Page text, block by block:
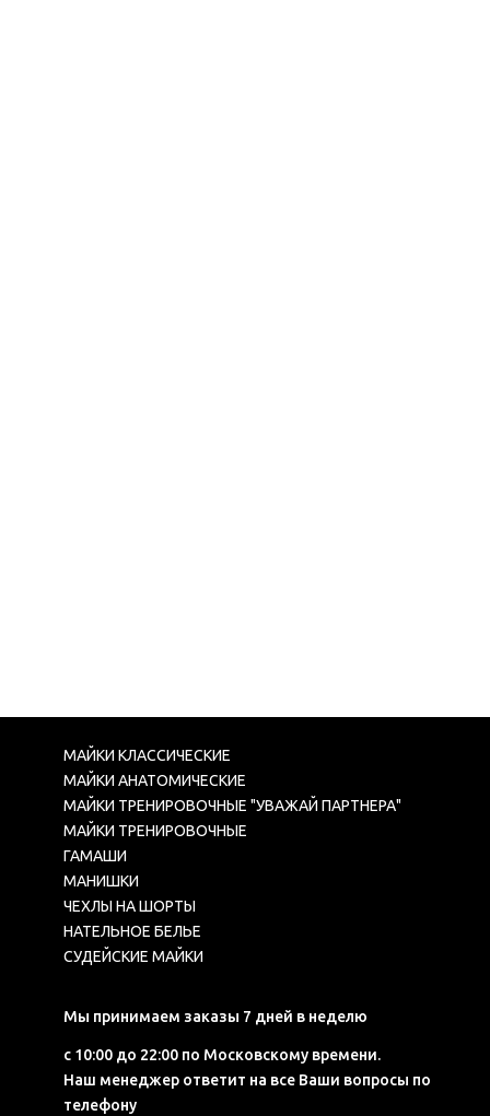
МАЙКИ КЛАССИЧЕСКИЕ
МАЙКИ АНАТОМИЧЕСКИЕ
МАЙКИ ТРЕНИРОВОЧНЫЕ "УВАЖАЙ ПАРТНЕРА"
МАЙКИ ТРЕНИРОВОЧНЫЕ
ГАМАШИ
МАНИШКИ
ЧЕХЛЫ НА ШОРТЫ
НАТЕЛЬНОЕ БЕЛЬЕ
СУДЕЙСКИЕ МАЙКИ
Мы принимаем заказы 7 дней в неделю
с 10:00 до 22:00 по Московскому времени.
Наш менеджер ответит на все Ваши вопросы по
телефону